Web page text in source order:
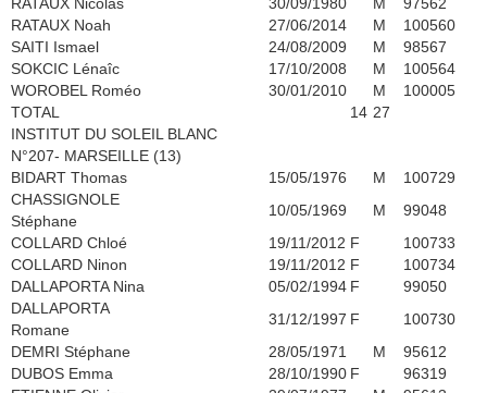
RATAUX Noah
27/06/2014 M
100560
SAITI Ismael
24/08/2009 M
98567
SOKCIC Lénaîc
17/10/2008 M
100564
WOROBEL Roméo
30/01/2010 M
100005
TOTAL
14 27
INSTITUT DU SOLEIL BLANC
N°207- MARSEILLE (13)
BIDART Thomas
15/05/1976 M
100729
CHASSIGNOLE
Stéphane
10/05/1969 M
99048
COLLARD Chloé
19/11/2012 F
100733
COLLARD Ninon
19/11/2012 F
100734
DALLAPORTA Nina
05/02/1994 F
99050
DALLAPORTA
Romane
31/12/1997 F
100730
DEMRI Stéphane
28/05/1971 M
95612
DUBOS Emma
28/10/1990 F
96319